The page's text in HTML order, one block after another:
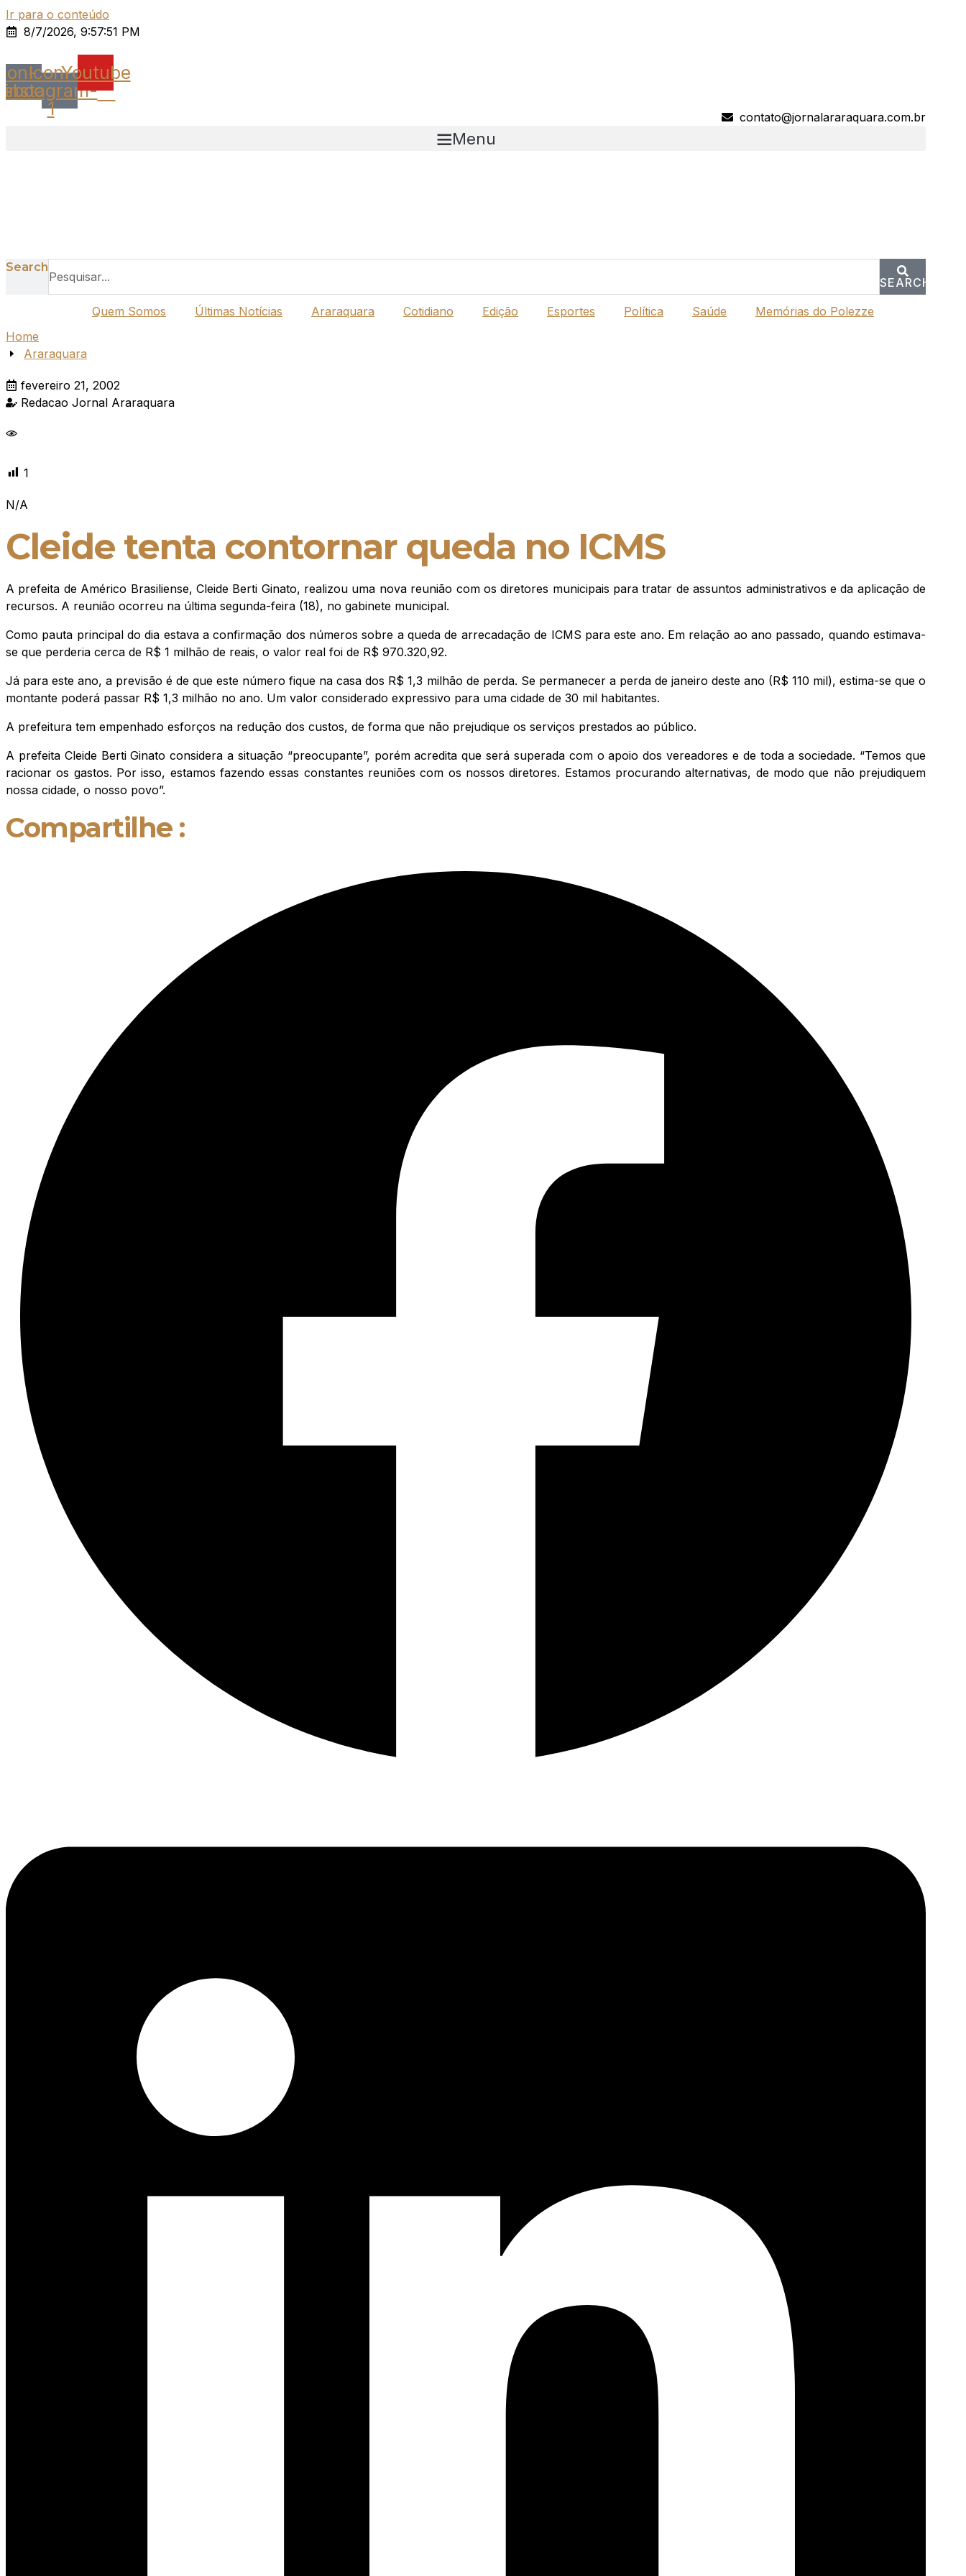
Ir para o conteúdo
8/7/2026, 9:57:51 PM
Icon-
instagram-
1
Youtube
contato@jornalararaquara.com.br
Menu
Search
SEARCH
Quem Somos
Últimas Notícias Araraquara Cotidiano Edição Esportes Política Saúde
Memórias do Polezze
Home
Araraquara
fevereiro 21, 2002
Redacao Jornal Araraquara
1
N/A
Cleide tenta contornar queda no ICMS
A prefeita de Américo Brasiliense, Cleide Berti Ginato, realizou uma nova reunião com os diretores municipais para tratar de assuntos administrativos e da aplicação de
recursos. A reunião ocorreu na última segunda-feira (18), no gabinete municipal.
Como pauta principal do dia estava a confirmação dos números sobre a queda de arrecadação de ICMS para este ano. Em relação ao ano passado, quando estimava-
se que perderia cerca de R$ 1 milhão de reais, o valor real foi de R$ 970.320,92.
Já para este ano, a previsão é de que este número fique na casa dos R$ 1,3 milhão de perda. Se permanecer a perda de janeiro deste ano (R$ 110 mil), estima-se que o
montante poderá passar R$ 1,3 milhão no ano. Um valor considerado expressivo para uma cidade de 30 mil habitantes.
A prefeitura tem empenhado esforços na redução dos custos, de forma que não prejudique os serviços prestados ao público.
A prefeita Cleide Berti Ginato considera a situação “preocupante”, porém acredita que será superada com o apoio dos vereadores e de toda a sociedade. “Temos que
racionar os gastos. Por isso, estamos fazendo essas constantes reuniões com os nossos diretores. Estamos procurando alternativas, de modo que não prejudiquem
nossa cidade, o nosso povo”.
Compartilhe :